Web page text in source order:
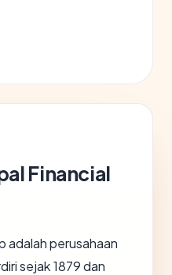
Financial
adalah perusahaan
sejak 1879 dan